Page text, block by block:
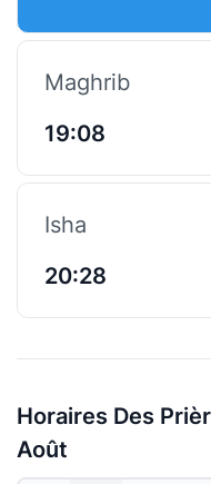
Maghrib
19:08
Isha
20:28
Horaires Des
Août